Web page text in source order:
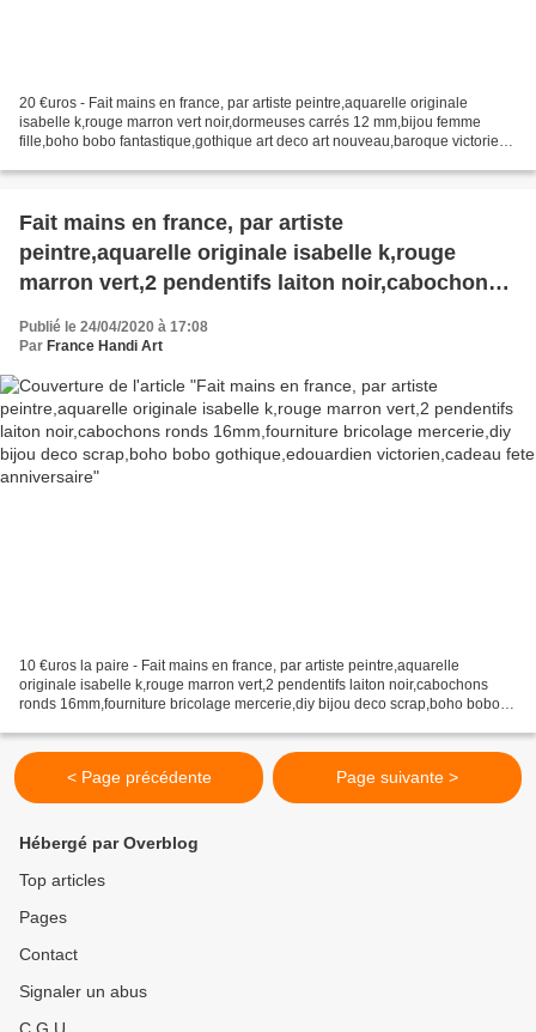
20 €uros - Fait mains en france, par artiste peintre,aquarelle originale
isabelle k,rouge marron vert noir,dormeuses carrés 12 mm,bijou femme
fille,boho bobo fantastique,gothique art deco art nouveau,baroque victorien
Fait mains en france, par artiste
peintre,aquarelle originale isabelle k,rouge
marron vert,2 pendentifs laiton noir,cabochons
bijou deco scrap,boho bobo
anniversaire
Publié le 24/04/2020 à 17:08
Par France Handi Art
10 €uros la paire - Fait mains en france, par artiste peintre,aquarelle
originale isabelle k,rouge marron vert,2 pendentifs laiton noir,cabochons
ronds 16mm,fourniture bricolage mercerie,diy bijou deco scrap,boho bobo
< Page précédente Page suivante >
Hébergé par Overblog
Top articles
Pages
Contact
Signaler un abus